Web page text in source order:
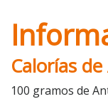
Calorías
100 gramos de